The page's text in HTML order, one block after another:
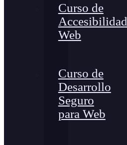
Curso de
Accesibilidad
Web
Curso de
Desarrollo
Seguro
para Web